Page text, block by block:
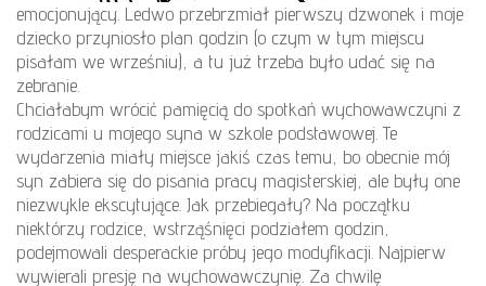
emocjonujący. Ledwo przebrzmiał pierwszy dzwonek i moje
dziecko przyniosło plan godzin (o czym w tym miejscu
pisałam we wrześniu), a tu już trzeba było udać się na
zebranie.
Chciałabym wrócić pamięcią do spotkań wychowawczyni z
rodzicami u mojego syna w szkole podstawowej. Te
wydarzenia miały miejsce jakiś czas temu, bo obecnie mój
syn zabiera się do pisania pracy magisterskiej, ale były one
niezwykle ekscytujące. Jak przebiegały? Na początku
niektórzy rodzice, wstrząśnięci podziałem godzin,
podejmowali desperackie próby jego modyfikacji. Najpierw
wywierali presję na wychowawczynię. Za chwilę